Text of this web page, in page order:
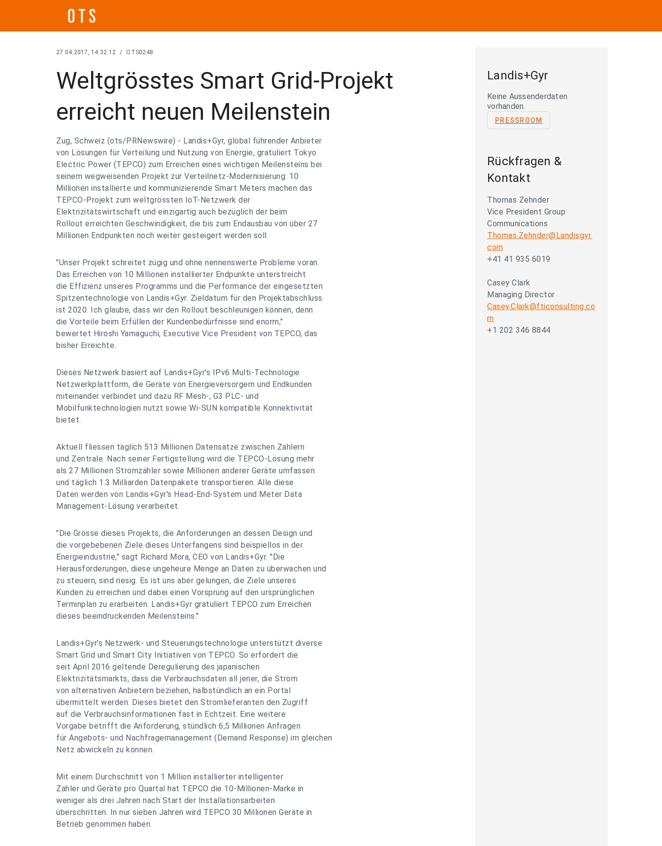
27.04.2017, 14:32:12 / OTS0248
Weltgrösstes Smart Grid-Projekt
erreicht neuen Meilenstein
Zug, Schweiz (ots/PRNewswire) - Landis+Gyr, global führender Anbieter
von Lösungen für Verteilung und Nutzung von Energie, gratuliert Tokyo
Electric Power (TEPCO) zum Erreichen eines wichtigen Meilensteins bei
seinem wegweisenden Projekt zur Verteilnetz-Modernisierung: 10
Millionen installierte und kommunizierende Smart Meters machen das
TEPCO-Projekt zum weltgrössten IoT-Netzwerk der
Elektrizitätswirtschaft und einzigartig auch bezüglich der beim
Rollout erreichten Geschwindigkeit, die bis zum Endausbau von über 27
Millionen Endpunkten noch weiter gesteigert werden soll.
"Unser Projekt schreitet zügig und ohne nennenswerte Probleme voran.
Das Erreichen von 10 Millionen installierter Endpunkte unterstreicht
die Effizienz unseres Programms und die Performance der eingesetzten
Spitzentechnologie von Landis+Gyr. Zieldatum für den Projektabschluss
ist 2020. Ich glaube, dass wir den Rollout beschleunigen können, denn
die Vorteile beim Erfüllen der Kundenbedürfnisse sind enorm,"
bewertet Hiroshi Yamaguchi, Executive Vice President von TEPCO, das
bisher Erreichte.
Dieses Netzwerk basiert auf Landis+Gyr's IPv6 Multi-Technologie
Netzwerkplattform, die Geräte von Energieversorgern und Endkunden
miteinander verbindet und dazu RF Mesh-, G3 PLC- und
Mobilfunktechnologien nutzt sowie Wi-SUN kompatible Konnektivität
bietet.
Aktuell fliessen täglich 513 Millionen Datensätze zwischen Zählern
und Zentrale. Nach seiner Fertigstellung wird die TEPCO-Lösung mehr
als 27 Millionen Stromzähler sowie Millionen anderer Geräte umfassen
und täglich 1.3 Milliarden Datenpakete transportieren. Alle diese
Daten werden von Landis+Gyr's Head-End-System und Meter Data
Management-Lösung verarbeitet.
"Die Grösse dieses Projekts, die Anforderungen an dessen Design und
die vorgebebenen Ziele dieses Unterfangens sind beispiellos in der
Energieindustrie," sagt Richard Mora, CEO von Landis+Gyr. "Die
Herausforderungen, diese ungeheure Menge an Daten zu überwachen und
zu steuern, sind riesig. Es ist uns aber gelungen, die Ziele unseres
Kunden zu erreichen und dabei einen Vorsprung auf den ursprünglichen
Terminplan zu erarbeiten. Landis+Gyr gratuliert TEPCO zum Erreichen
dieses beeindruckenden Meilensteins."
Landis+Gyr's Netzwerk- und Steuerungstechnologie unterstützt diverse
Smart Grid und Smart City Initiativen von TEPCO. So erfordert die
seit April 2016 geltende Deregulierung des japanischen
Elektrizitätsmarkts, dass die Verbrauchsdaten all jener, die Strom
von alternativen Anbietern beziehen, halbstündlich an ein Portal
übermittelt werden. Dieses bietet den Stromlieferanten den Zugriff
auf die Verbrauchsinformationen fast in Echtzeit. Eine weitere
Vorgabe betrifft die Anforderung, stündlich 6,5 Millionen Anfragen
für Angebots- und Nachfragemanagement (Demand Response) im gleichen
Netz abwickeln zu können.
Mit einem Durchschnitt von 1 Million installierter intelligenter
Zähler und Geräte pro Quartal hat TEPCO die 10-Millionen-Marke in
weniger als drei Jahren nach Start der Installationsarbeiten
überschritten. In nur sieben Jahren wird TEPCO 30 Millionen Geräte in
Betrieb genommen haben.
Landis+Gyr
Keine Aussenderdaten
vorhanden.
PRESSROOM
Rückfragen &
Kontakt
Thomas Zehnder
Vice President Group
Communications
Thomas.Zehnder@Landisgyr.
com
+41 41 935 6019
Casey Clark
Managing Director
Casey.Clark@fticonsulting.co
m
+1 202 346 8844